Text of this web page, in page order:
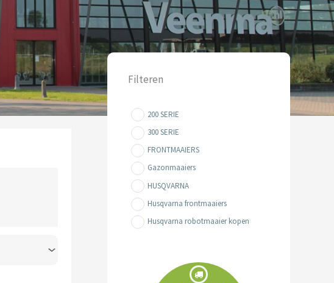
Filteren
200 SERIE
300 SERIE
FRONTMAAIERS
Gazonmaaiers
HUSQVARNA
Husqvarna frontmaaiers
Husqvarna robotmaaier kopen
Robotmaaiers